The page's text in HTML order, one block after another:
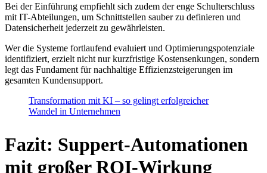
Bei der Einführung empfiehlt sich zudem der enge Schulterschluss
mit IT-Abteilungen, um Schnittstellen sauber zu definieren und
Datensicherheit jederzeit zu gewährleisten.
Wer die Systeme fortlaufend evaluiert und Optimierungspotenziale
identifiziert, erzielt nicht nur kurzfristige Kostensenkungen, sondern
legt das Fundament für nachhaltige Effizienzsteigerungen im
gesamten Kundensupport.
Transformation mit KI – so gelingt erfolgreicher
Wandel in Unternehmen
Fazit: Suppert-Automationen
mit großer ROI-Wirkung